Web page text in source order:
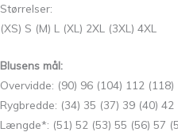
Størrelser:
(XS) S (M) L (XL) 2XL (3XL) 4XL
Blusens mål:
Overvidde: (90) 96 (104) 112 (118)
Rygbredde: (34) 35 (37) 39 (40) 42
Længde*: (51) 52 (53) 55 (56) 57